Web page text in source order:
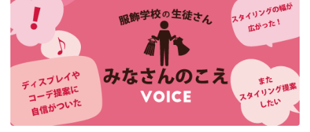
お問い合わせ
Tel:03-5464-0810
Fax:03-5464-0790